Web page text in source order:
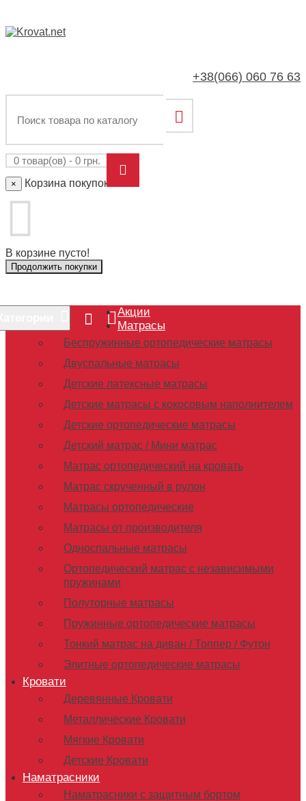
+38(066) 060 76 63
0 товар(ов) - 0 грн.
× Корзина покупок
В корзине пусто!
Продолжить покупки
Акции
Матрасы
Беспружинные ортопедические матрасы
Двуспальные матрасы
Детские латексные матрасы
Детские матрасы с кокосовым наполнителем
Детские ортопедические матрасы
Детский матрас / Мини матрас
Матрас ортопедический на кровать
Матрас скрученный в рулон
Матрасы ортопедические
Матрасы от производителя
Односпальные матрасы
Ортопедический матрас с независимыми
пружинами
Полуторные матрасы
Пружинные ортопедические матрасы
Тонкий матрас на диван / Топпер / Футон
Элитные ортопедические матрасы
Кровати
Деревянные Кровати
Металлические Кровати
Мягкие Кровати
Детские Кровати
Наматрасники
Наматрасники c защитным бортом